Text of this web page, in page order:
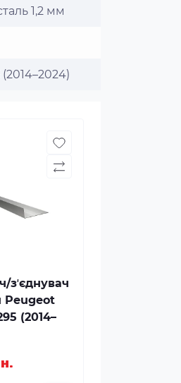
1,2 мм
зʼєднувач
Peugeot
(2014–